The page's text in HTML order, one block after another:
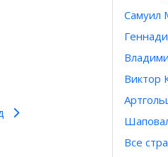
Самуил
Виктор
Все